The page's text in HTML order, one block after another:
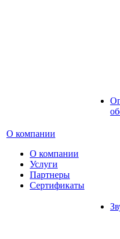
О компании
О компании
Услуги
Партнеры
Сертификаты